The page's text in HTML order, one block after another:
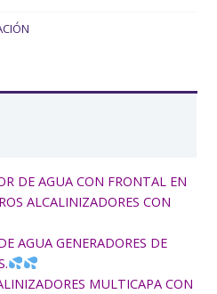
DE AGUA CON FRONTAL EN
ALCALINIZADORES CON
AGUA GENERADORES DE
MULTICAPA CON